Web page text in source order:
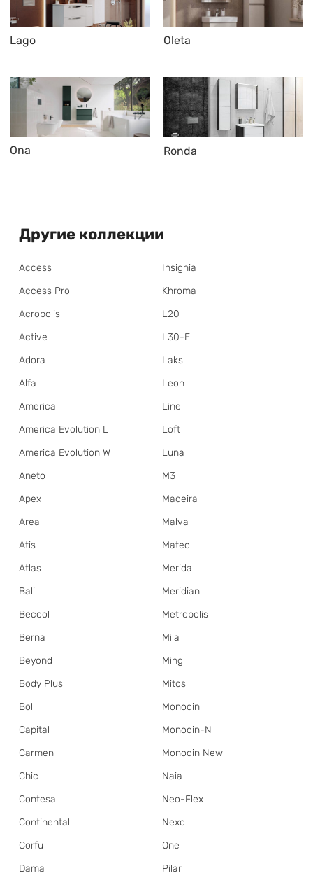
Lago Oleta
Ona Ronda
Другие коллекции
Access
Access Pro
Acropolis
Active
Adora
Alfa
America
America Evolution L
America Evolution W
Aneto
Apex
Area
Atis
Atlas
Bali
Becool
Berna
Beyond
Body Plus
Bol
Capital
Carmen
Chic
Contesa
Continental
Corfu
Dama
Insignia
Khroma
L20
L30-E
Laks
Leon
Line
Loft
Luna
M3
Madeira
Malva
Mateo
Merida
Meridian
Metropolis
Mila
Ming
Mitos
Monodin
Monodin-N
Monodin New
Naia
Neo-Flex
Nexo
One
Pilar